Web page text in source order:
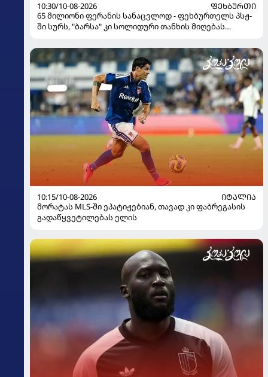
10:30/10-08-2026
ᲤᲔᲮᲑᲣᲠᲗᲘ
65 მილიონი ფერანის სანაცვლოდ - ფეხბურთელს პსჟ-
ში სურს, "ბარსა" კი სოლიდური თანხის მიღებას
10:15/10-08-2026
ᲘᲢᲐᲚᲘᲐ
მორატას MLS-ში ეპატიჟებიან, თავად კი ფაბრეგასის
გადაწყვეტილებას ელის